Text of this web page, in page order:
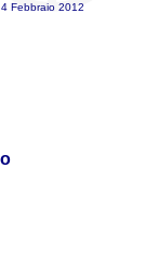
Febbraio 2012